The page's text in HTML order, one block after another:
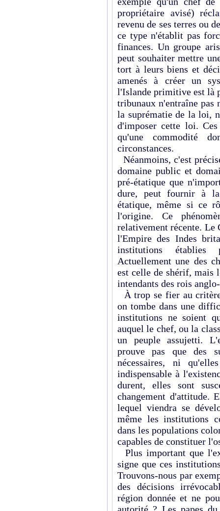
propriétaire avisé)
revenu de ses terres ou
ce type n'établit pas
finances. Un groupe
peut souhaiter mettre
tort à leurs biens et
amenés à créer un
l'Islande primitive est là
tribunaux n'entraîne pas
la suprématie de la loi,
d'imposer cette loi.
qu'une commodité
circonstances.
Néanmoins, c'est
domaine public et
pré-étatique que
dure, peut fournir à
étatique, même si ce
l'origine. Ce
relativement récente. Le
l'Empire des Indes
institutions établies
Actuellement une des
est celle de shérif, mais
intendants des rois
À trop se fier au
on tombe dans une
institutions ne soient
auquel le chef, ou la
un peuple assujetti.
prouve pas que des
nécessaires, ni
indispensable à
durent, elles sont
changement d'attitude.
lequel viendra se
même les institutions
dans les populations
capables de constituer
Plus important que
signe que ces
Trouvons-nous par
des décisions
région donnée et ne